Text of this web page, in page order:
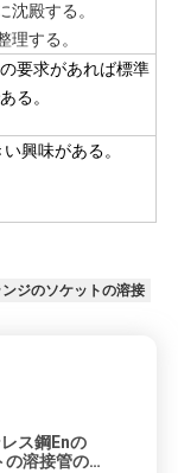
沈殿する。
理する。
要求があれば標準
る。
興味がある。
ンジのソケットの溶接
ス鋼Enの
溶接管のフ